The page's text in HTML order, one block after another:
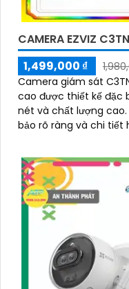
CAMERA EZVIZ
1,499,000 ₫
Camera giám sát
cao được thiết kế đặc
nét và chất lượng cao. Với độ phân giải 2K, camera đảm
bảo rõ ràng và chi tiết